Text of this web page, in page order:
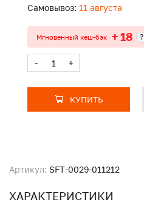
Артикул: SFT-0029-011212
ХАРАКТЕРИСТИКИ
Самовывоз: 11 августа
Мгновенный кеш-бэк + 18 ?
- +
КУПИТЬ